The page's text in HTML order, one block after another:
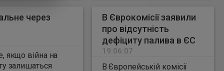
через
якщо війна на
залишаться
В Єврокомісії заявили
про відсутність
дефіциту палива в ЄС
19:06:07
В Європейській комісії